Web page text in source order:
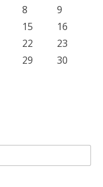
8
9
15
16
22
23
29
30